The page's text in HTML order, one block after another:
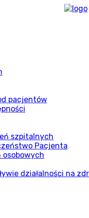
pacjentów
szpitalnych
Pacjenta
osobowych
działalności na